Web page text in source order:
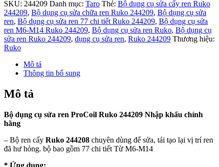
SKU: 244209 Danh mục: Taro Thẻ: Bộ dụng cụ sửa cấy ren Ruko
244209, Bộ dụng cụ sửa chữa ren Ruko 244209, Bộ dụng cụ sửa
ren, Bộ dụng cụ sửa ren 77 chi tiết Ruko 244209, Bộ dụng cụ sửa
ren M6-M14 Ruko 244209, Bộ dụng cụ sửa ren Ruko, Bộ dụng cụ
sửa ren Ruko 244209, dụng cụ sửa ren, Ruko 244209 Thương hiệu:
Ruko
Mô tả
Thông tin bổ sung
Mô tả
Bộ dụng cụ sửa ren ProCoil Ruko 244209 Nhập khẩu chính
hãng
– Bộ ren cấy Ruko 244208 chuyên dùng để sửa, tái tạo lại vị trí ren
đã hư hỏng. bộ bao gồm 77 chi tiết Từ M6-M14
* Ứng dụng: